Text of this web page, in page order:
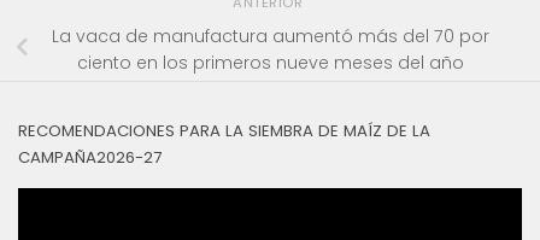
La vaca de manufactura aumentó más del 70 por
ciento en los primeros nueve meses del año
RECOMENDACIONES PARA LA SIEMBRA DE MAÍZ DE LA
CAMPAÑA2026-27